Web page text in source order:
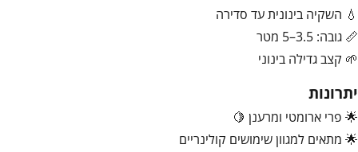
💧 השקיה בינונית עד סדירה
📏 גובה: 3.5–5 מטר
🌱 קצב גדילה בינוני
יתרונות
🌟 פרי ארומטי ומרענן 🍋
🌟 מתאים למגוון שימושים קולינריים